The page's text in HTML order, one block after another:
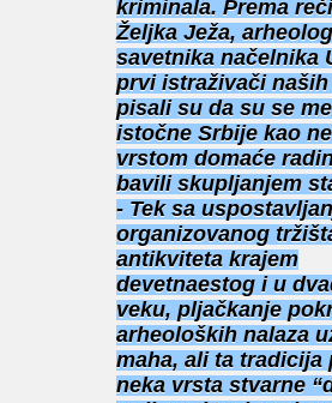
kriminala. Prema
Željka Ježa,
savetnika načelnika
prvi istraživači
pisali su da su se
istočne Srbije kao
vrstom domaće
bavili skupljanjem
- Tek sa
organizovanog
antikviteta krajem
devetnaestog i u
veku, pljačkanje
arheoloških nalaza
maha, ali ta tradicija
neka vrsta stvarne